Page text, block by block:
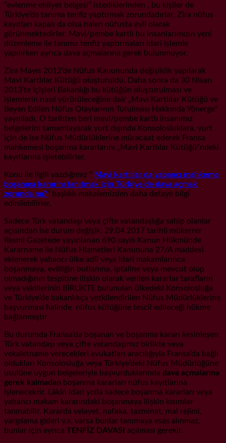
“evlenme ehliyet belgesi” istediklerinden , bu kişiler de
Türkiye’de tanıma tenfiz yaptırmak zorundadırlar. Zira nüfus
kayıtları kapalı da olsa halen nüfusta evli olarak
görünmektedirler. Mavi/pembe kartlı bu insanlarımızın yeni
düzenleme ile tanıma tenfiz yaptırmaları idari işlemle
yapılırken ayrıca dava açmalarına gerek bulunmuyor.
Zira Mayıs 2012‘de Nüfus Kanununda değişiklik yapılarak
Mavi Kartlılar Kütüğü oluşturuldu. Daha sonra da 30 Nisan
2013’te İçişleri Bakanlığı bu kütüğün oluşturulması ve
işlemlerin nasıl yürütüleceğine dair „Mavi Kartlılar Kütüğü ve
Beyan Edilen Nüfus Olaylarının Tutulması Hakkında Yönerge“
yayınladı. O tarihten beri mavi/pembe kartlı insanımız
belgelerini tamamlayarak yurt dışında Konsolosluklara, yurt
için de ise Nüfus Müdürlüklerine müracaat ederek Fransa
mahkemesi boşanma kararlarını „Mavi Kartlılar Kütüğü“ndeki
kayıtlarına işletebilirler.
Konu ile ilgili yazdığımız “ Mavi kartlılar da yabancı mahkeme
boşanma kararını tanıtmak için Türkiye’de dava açmak
zorunda mı?“ başlıklı makalemizden daha detaylı bilgi
edinilebilirler.
Sadece Türk vatandaşı veya çifte vatandaşlığa sahip olanlar
açısından ise durum değişik. 29.04.2017 tarihli mükerrer
Resmi Gazetede yayınlanan 690 sayılı Kanun Hükmünde
Kararname ile Nüfus Hizmetleri Kanununa 27/A maddesi
eklenerek yabancı ülke adlî veya idarî makamlarınca
boşanmaya, evliliğin butlanına, iptaline veya mevcut olup
olmadığının tespitine ilişkin olarak verilen kararlar tarafların
veya vekillerinin BİRLİKTE bulunulan ülkedeki Konsolosluğa
ve Türkiye’de bakanlıkça yetkilendirilen Nüfus Müdürlüklerine
başvurması halinde nüfus kütüğüne tescil edileceği hükme
bağlanmıştır.
Bu durumda Fransa’da boşanan ve boşanma kararı kesinleşen
Türk vatandaşı veya çifte vatandaşımız birlikte veya
vekaletname verecekleri avukatları aracılığıyla Fransa’da bağlı
oldukları Konsolosluğa veya Türkiye’deki Nüfus Müdürlüğüne
usulüne uygun belgeleriyle başvurduklarında dava açmalarına
gerek kalmadan boşanma kararları nüfus kayıtlarına
işlenecektir. Lâkin idari yolla sadece boşanma kararları veya
yabancı makam kararındaki boşanmaya ilişkin kısımlar
tanınabilir. Kararda velayet, nafaka, tazminat, mal rejimi,
yargılama gideri v.s. varsa bunlar tanımaya esas alınmaz,
bunlar için ayrıca TENFİZ DAVASI açılması gerekir.